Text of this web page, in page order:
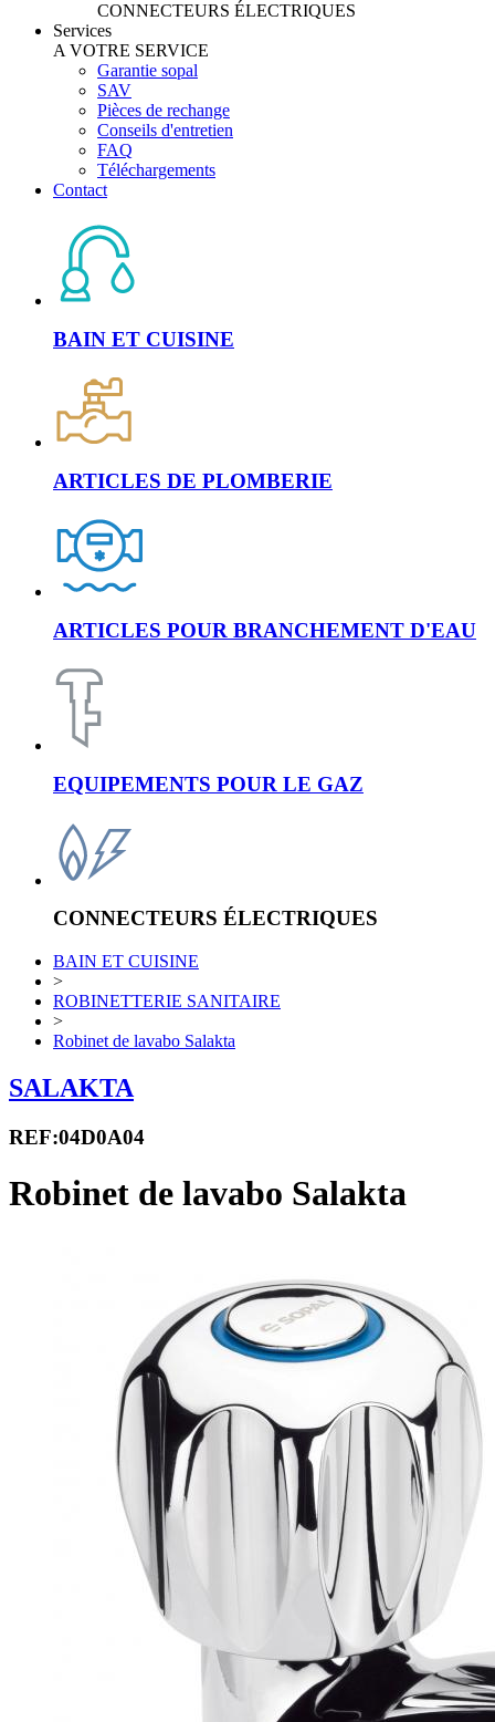
CONNECTEURS ÉLECTRIQUES
Services
A VOTRE SERVICE
Garantie sopal
SAV
Pièces de rechange
Conseils d'entretien
FAQ
Téléchargements
Contact
BAIN ET CUISINE
ARTICLES DE PLOMBERIE
ARTICLES POUR BRANCHEMENT D'EAU
EQUIPEMENTS POUR LE GAZ
CONNECTEURS ÉLECTRIQUES
BAIN ET CUISINE
>
ROBINETTERIE SANITAIRE
>
Robinet de lavabo Salakta
SALAKTA
REF:04D0A04
Robinet de lavabo Salakta